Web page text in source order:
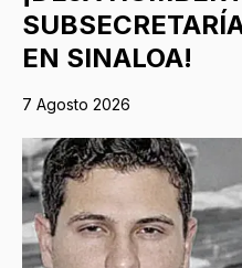
EN SINALOA!
7 Agosto 2026